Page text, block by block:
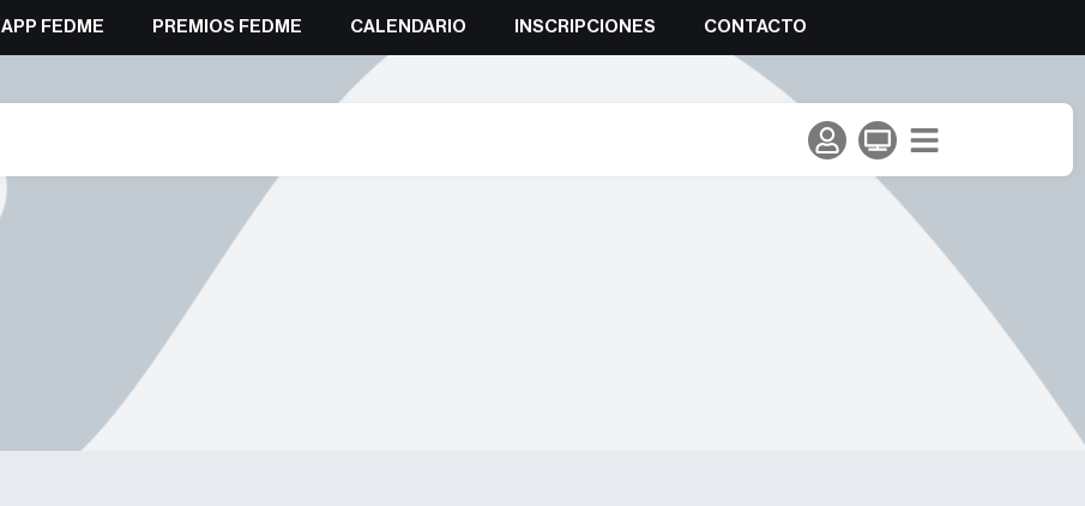
APP FEDME PREMIOS FEDME CALENDARIO INSCRIPCIONES CONTACTO